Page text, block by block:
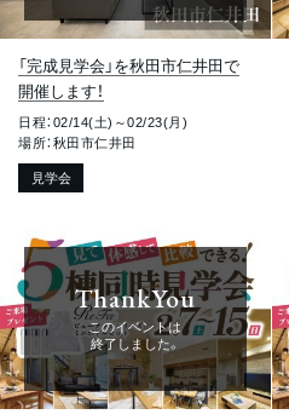
「完成見学会」を秋田市仁井田で
開催します！
日程：02/14(土)～02/23(月)
場所：秋田市仁井田
見学会
ThankYou
このイベントは
終了しました。